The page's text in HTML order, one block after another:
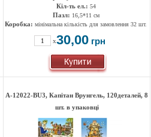
Кіл-ть ел.: 54
Пазл: 16,5*11 см
Коробка: мінімальна кількість для замовлення 32 шт.
x30,00 грн
A-12022-ВU3, Капітан Врунгель, 120деталей, 8
шт. в упаковці